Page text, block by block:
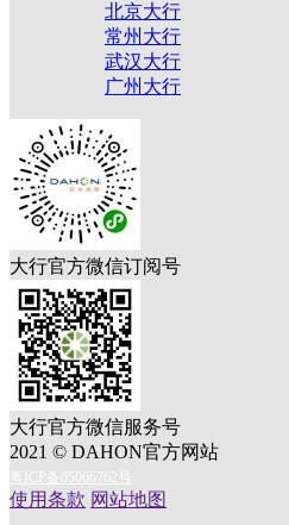
北京大行
常州大行
武汉大行
广州大行
大行官方微信订阅号
大行官方微信服务号
2021 © DAHON官方网站
粤ICP备05066762号
使用条款 网站地图